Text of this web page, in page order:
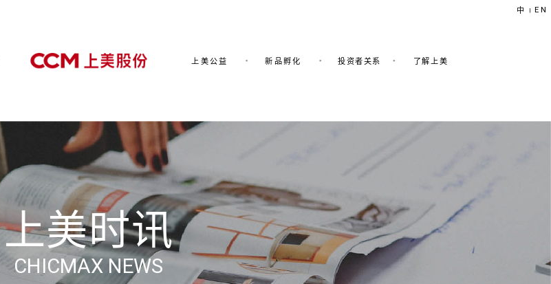
上美公益 新品孵化 投资者关系 了解上美
中 | EN
上美时讯
CHICMAX NEWS